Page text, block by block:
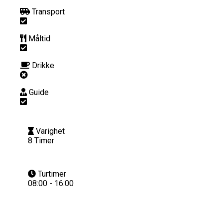
Transport
Måltid
Drikke
Guide
Varighet
8 Timer
Turtimer
08:00 - 16:00